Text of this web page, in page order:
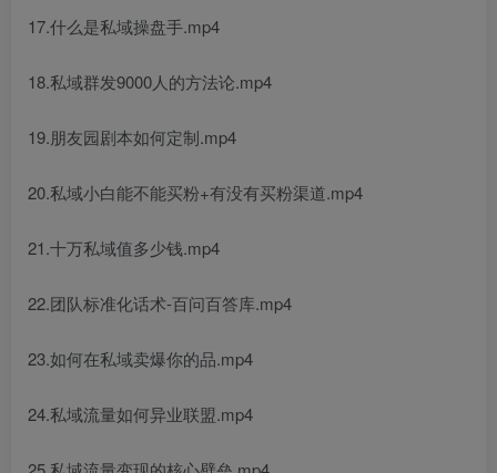
17.什么是私域操盘手.mp4
18.私域群发9000人的方法论.mp4
19.朋友园剧本如何定制.mp4
20.私域小白能不能买粉+有没有买粉渠道.mp4
21.十万私域值多少钱.mp4
22.团队标准化话术-百问百答库.mp4
23.如何在私域卖爆你的品.mp4
24.私域流量如何异业联盟.mp4